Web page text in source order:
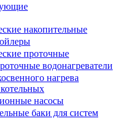
накопительные
проточные
водонагреватели
нагрева
насосы
баки для систем